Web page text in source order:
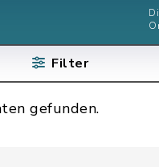
gefunden.
Filter